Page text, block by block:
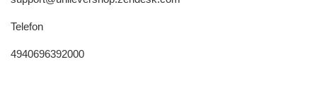
Telefon
4940696392000